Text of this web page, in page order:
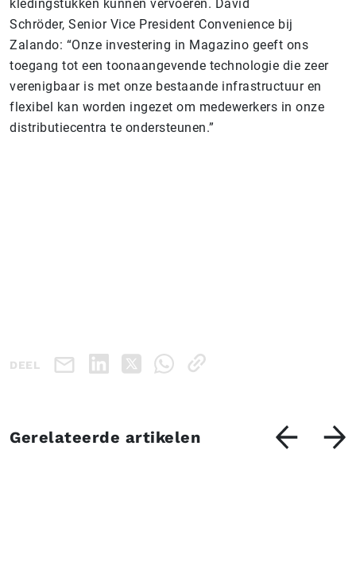
kledingstukken kunnen vervoeren. David
Schröder, Senior Vice President Convenience bij
Zalando: “Onze investering in Magazino geeft ons
toegang tot een toonaangevende technologie die zeer
verenigbaar is met onze bestaande infrastructuur en
flexibel kan worden ingezet om medewerkers in onze
distributiecentra te ondersteunen.”
DEEL
Gerelateerde artikelen